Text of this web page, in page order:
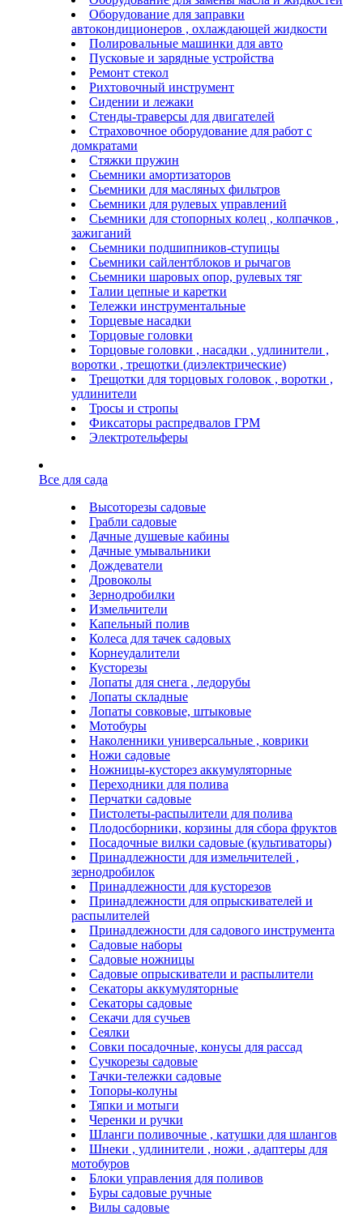
Оборудование для заправки
автокондиционеров , охлаждающей жидкости
Полировальные машинки для авто
Пусковые и зарядные устройства
Ремонт стекол
Рихтовочный инструмент
Сидении и лежаки
Стенды-траверсы для двигателей
Страховочное оборудование для работ с
домкратами
Стяжки пружин
Сьемники амортизаторов
Сьемники для масляных фильтров
Сьемники для рулевых управлений
Сьемники для стопорных колец , колпачков ,
зажиганий
Сьемники подшипников-ступицы
Сьемники сайлентблоков и рычагов
Сьемники шаровых опор, рулевых тяг
Талии цепные и каретки
Тележки инструментальные
Торцевые насадки
Торцовые головки
Торцовые головки , насадки , удлинители ,
воротки , трещотки (диэлектрические)
Трещотки для торцовых головок , воротки ,
удлинители
Тросы и стропы
Фиксаторы распредвалов ГРМ
Электротельферы
Все для сада
Высоторезы садовые
Грабли садовые
Дачные душевые кабины
Дачные умывальники
Дождеватели
Дровоколы
Зернодробилки
Измельчители
Капельный полив
Колеса для тачек садовых
Корнеудалители
Кусторезы
Лопаты для снега , ледорубы
Лопаты складные
Лопаты совковые, штыковые
Мотобуры
Наколенники универсальные , коврики
Ножи садовые
Ножницы-кусторез аккумуляторные
Переходники для полива
Перчатки садовые
Пистолеты-распылители для полива
Плодосборники, корзины для сбора фруктов
Посадочные вилки садовые (культиваторы)
Принадлежности для измельчителей ,
зернодробилок
Принадлежности для кусторезов
Принадлежности для опрыскивателей и
распылителей
Принадлежности для садового инструмента
Садовые наборы
Садовые ножницы
Садовые опрыскиватели и распылители
Секаторы аккумуляторные
Секаторы садовые
Секачи для сучьев
Сеялки
Совки посадочные, конусы для рассад
Сучкорезы садовые
Тачки-тележки садовые
Топоры-колуны
Тяпки и мотыги
Черенки и ручки
Шланги поливочные , катушки для шлангов
Шнеки , удлинители , ножи , адаптеры для
мотобуров
Блоки управления для поливов
Буры садовые ручные
Вилы садовые